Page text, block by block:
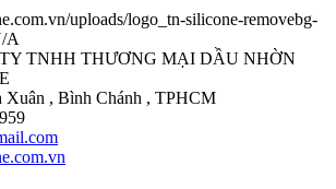
uploads/logo_tn-silicone-removebg-
A
TNHH THƯƠNG MẠI DẦU NHỜN
, Bình Chánh , TPHCM